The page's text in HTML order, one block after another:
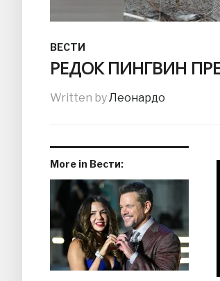
ВЕСТИ
РЕДОК ПИНГВИН
Written byЛеонардо
More in Вести: